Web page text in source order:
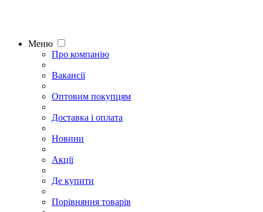
Меню
Про компанію
Вакансії
Оптовим покупцям
Доставка і оплата
Новини
Акції
Де купити
Порівняння товарів